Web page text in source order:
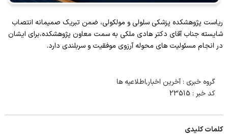
ریاست پژوهشکده پزشکی سلولی و مولکولی، ضمن تبریک صمیمانه انتصاب
شایسته جناب آقای دکتر هادی ملکی به سمت معاون پژوهشکده،برای ایشان
در انجام مسئولیت های محوله آرزوی موفقیت و سربلندی دارد.
گروه خبری : آخرین اخبار,اطلاعیه ها
کد خبر : 23515
کلمات کلیدی